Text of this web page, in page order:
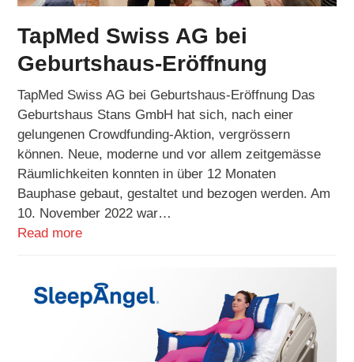
TapMed Swiss AG bei
Geburtshaus-Eröffnung
TapMed Swiss AG bei Geburtshaus-Eröffnung Das
Geburtshaus Stans GmbH hat sich, nach einer
gelungenen Crowdfunding-Aktion, vergrössern
können. Neue, moderne und vor allem zeitgemässe
Räumlichkeiten konnten in über 12 Monaten
Bauphase gebaut, gestaltet und bezogen werden. Am
10. November 2022 war…
Read more